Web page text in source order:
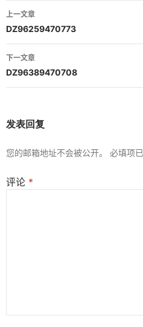
文
章
导
航
上一文章
DZ96259470773
下一文章
DZ96389470708
发表回复
您的邮箱地址不会被公开。 必填项
评论 *